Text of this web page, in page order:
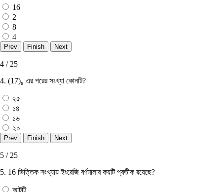
16
2
8
4
4 / 25
4. (17)₈ এর পরের সংখ্যা কোনটি?
২৫
১৪
১৬
২০
5 / 25
5. 16 ভিত্তিক সংখ্যায় ইংরেজি বর্ণমালার কয়টি প্রতীক রয়েছে?
আটটি